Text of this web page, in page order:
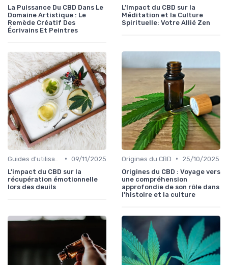
La Puissance Du CBD Dans Le
Domaine Artistique : Le
Remède Créatif Des
Écrivains Et Peintres
L’Impact du CBD sur la
Méditation et la Culture
Spirituelle: Votre Allié Zen
• 09/11/2025
L'impact du CBD sur la
récupération émotionnelle
lors des deuils
Origines du CBD •
25/10/2025
Origines du CBD : Voyage vers
une compréhension
approfondie de son rôle dans
l'histoire et la culture